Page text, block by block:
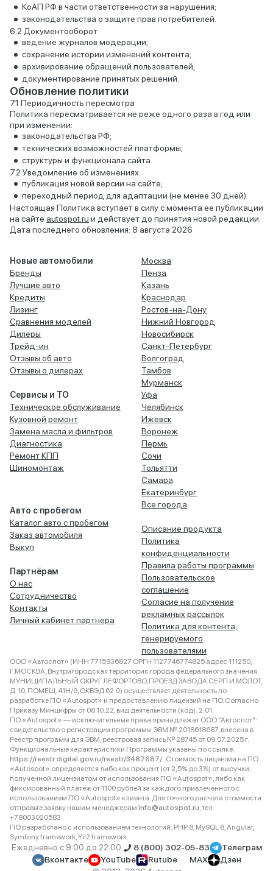
КоАП РФ в части ответственности за нарушения;
законодательства о защите прав потребителей.
Документооборот
ведение журналов модерации;
сохранение истории изменений контента;
архивирование обращений пользователей;
документирование принятых решений.
Обновление политики
Периодичность пересмотра
Политика пересматривается не реже одного раза в год или
при изменении:
законодательства РФ;
технических возможностей платформы;
структуры и функционала сайта.
Уведомление об изменениях
публикация новой версии на сайте;
переходный период для адаптации (не менее 30 дней).
Настоящая Политика вступает в силу с момента ее публикации
на сайте autospot.ru и действует до принятия новой редакции.
Дата последнего обновления: 8 августа 2026
Новые автомобили
Бренды
Лучшие авто
Кредиты
Лизинг
Сравнения моделей
Дилеры
Трейд-ин
Отзывы об авто
Отзывы о дилерах
Сервисы и ТО
Техническое обслуживание
Кузовной ремонт
Замена масла и фильтров
Диагностика
Ремонт КПП
Шиномонтаж
Авто с пробегом
Каталог авто с пробегом
Заказ автомобиля
Выкуп
Партнёрам
О нас
Сотрудничество
Контакты
Личный кабинет партнера
Москва
Пенза
Казань
Краснодар
Ростов-на-Дону
Нижний Новгород
Новосибирск
Санкт-Петербург
Волгоград
Тамбов
Мурманск
Уфа
Челябинск
Ижевск
Воронеж
Пермь
Сочи
Тольятти
Самара
Екатеринбург
Все города
Описание продукта
Политика
конфиденциальности
Правила работы программы
Пользовательское
соглашение
Согласие на получение
рекламных рассылок
Политика для контента,
генерируемого
пользователями
ООО «Автоспот» (ИНН 7715936827 ОРГН 1127746774825 адрес 111250,
Г.МОСКВА, Внутригородская территория города федерального значения
МУНИЦИПАЛЬНЫЙ ОКРУГ ЛЕФОРТОВО, ПРОЕЗД ЗАВОДА СЕРП И МОЛОТ,
Д. 10, ПОМЕЩ. 41Н/9, ОКВЭД 62.0) осуществляет деятельность по
разработке ПО «Autospot» и предоставлению лицензий на ПО. Согласно
Приказу Минцифры от 08.10.22, вид деятельности (код): 2.01.
ПО «Autospot» — исключительные права принадлежат ООО "Автоспот":
свидетельство о регистрации программы ЭВМ № 2018618687, внесена в
Реестр программ для ЭВМ, реестровая запись № 28745 от 09.07.2025 г.
Функциональные характеристики Программы указаны по ссылке:
https://reestr.digital.gov.ru/reestr/3467687/ . Стоимость лицензии на ПО
«Autospot» определяется либо как процент (от 2,5% до 3%) от выручки,
полученной лицензиатом от использования ПО «Autospot», либо как
фиксированный платеж от 1100 рублей за каждого привлеченного с
использованием ПО «Autospot» клиента. Для точного расчета стоимости
отправьте заявку нашим менеджерам info@autospot.ru, тел.
+78003020583
ПО разработано с использованием технологий: PHP 8, MySQL 8, Angular,
Symfony framework, Yii2 framework.
Ежедневно с 9:00 до 22:00 8 (800) 302-05-83
Телеграм
Вконтакте
YouTube Rutube MAX
Дзен